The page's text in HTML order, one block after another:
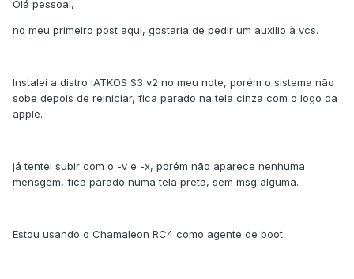
Olá pessoal,
no meu primeiro post aqui, gostaria de pedir um auxilio à vcs.
Instalei a distro iATKOS S3 v2 no meu note, porém o sistema não
sobe depois de reiniciar, fica parado na tela cinza com o logo da
apple.
já tentei subir com o -v e -x, porém não aparece nenhuma
mensgem, fica parado numa tela preta, sem msg alguma.
Estou usando o Chamaleon RC4 como agente de boot.